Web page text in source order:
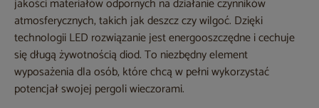
jakości materiałów odpornych na działanie czynników
atmosferycznych, takich jak deszcz czy wilgoć. Dzięki
technologii LED rozwiązanie jest energooszczędne i cechuje
się długą żywotnością diod. To niezbędny element
wyposażenia dla osób, które chcą w pełni wykorzystać
potencjał swojej pergoli wieczorami.